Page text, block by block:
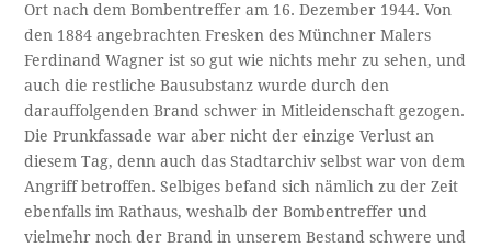
Ort nach dem Bombentreffer am 16. Dezember 1944. Von
den 1884 angebrachten Fresken des Münchner Malers
Ferdinand Wagner ist so gut wie nichts mehr zu sehen, und
auch die restliche Bausubstanz wurde durch den
darauffolgenden Brand schwer in Mitleidenschaft gezogen.
Die Prunkfassade war aber nicht der einzige Verlust an
diesem Tag, denn auch das Stadtarchiv selbst war von dem
Angriff betroffen. Selbiges befand sich nämlich zu der Zeit
ebenfalls im Rathaus, weshalb der Bombentreffer und
vielmehr noch der Brand in unserem Bestand schwere und